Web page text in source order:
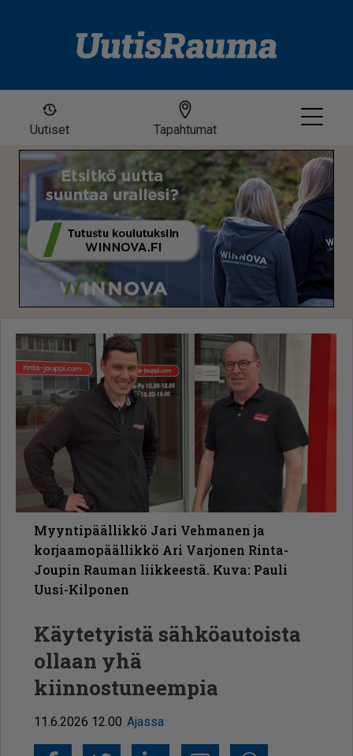
Uutiset Tapahtumat
Myyntipäällikkö Jari Vehmanen ja
korjaamopäällikkö Ari Varjonen Rinta-
Joupin Rauman liikkeestä. Kuva: Pauli
Uusi-Kilponen
Käytetyistä sähköautoista
ollaan yhä
kiinnostuneempia
11.6.2026 12.00 Ajassa